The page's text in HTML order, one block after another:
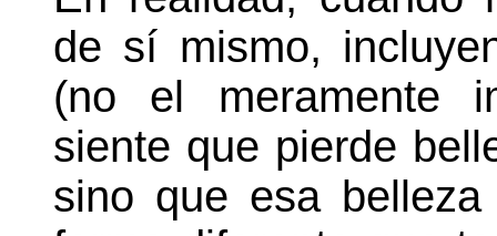
de sí mismo,
(no el meramente
siente que pierde
sino que esa